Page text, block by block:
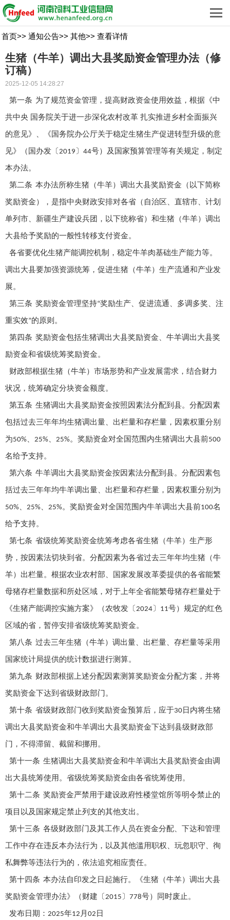
首页>> 通知公告>> 其他>> 查看详情
生猪（牛羊）调出大县奖励资金管理办法（修
订稿）
2025-12-05 14:28:27
第一条 为了规范资金管理，提高财政资金使用效益，根据《中
共中央 国务院关于进一步深化农村改革 扎实推进乡村全面振兴
的意见》、《国务院办公厅关于稳定生猪生产促进转型升级的意
见》（国办发〔2019 〕44号）及国家预算管理等有关规定，制定
本办法。
第二条 本办法所称生猪（牛羊）调出大县奖励资金（以下简称
奖励资金），是指中央财政安排对各省（自治区、直辖市、计划
单列市、新疆生产建设兵团，以下统称省）和生猪（牛羊）调出
大县给予奖励的一般性转移支付资金。
各省要优化生猪产能调控机制，稳定牛羊肉基础生产能力等。
调出大县要加强资源统筹，促进生猪（牛羊）生产流通和产业发
展。
第三条 奖励资金管理坚持“奖励生产、促进流通、多调多奖、注
重实效”的原则。
第四条 奖励资金包括生猪调出大县奖励资金、牛羊调出大县奖
励资金和省级统筹奖励资金。
财政部根据生猪（牛羊）市场形势和产业发展需求，结合财力
状况，统筹确定分块资金额度。
第五条 生猪调出大县奖励资金按照因素法分配到县。分配因素
包括过去三年年均生猪调出量、出栏量和存栏量，因素权重分别
为50% 25% 25%。奖励资金对全国范围内生猪调出大县前500
名给予支持。
第六条 牛羊调出大县奖励资金按因素法分配到县。分配因素包
括过去三年年均牛羊调出量、出栏量和存栏量，因素权重分别为
50% 25% 25%。奖励资金对全国范围内牛羊调出大县前100名
给予支持。
第七条 省级统筹奖励资金统筹考虑各省生猪（牛羊）生产形
势，按因素法切块到省。分配因素为各省过去三年年均生猪（牛
羊）出栏量。根据农业农村部、国家发展改革委提供的各省能繁
母猪存栏量数据和所处区域，对于上年全省能繁母猪存栏量处于
《生猪产能调控实施方案》（农牧发〔2024〕 11号）规定的红色
区域的省，暂停安排省级统筹奖励资金。
第八条 过去三年生猪（牛羊）调出量、出栏量、存栏量等采用
国家统计局提供的统计数据进行测算。
第九条 财政部根据上述分配因素测算奖励资金分配方案，并将
奖励资金下达到省级财政部门。
第十条 省级财政部门收到奖励资金预算后，应于30日内将生猪
调出大县奖励资金和牛羊调出大县奖励资金下达到县级财政部
门，不得滞留、截留和挪用。
第十一条 生猪调出大县奖励资金和牛羊调出大县奖励资金由调
出大县统筹使用。省级统筹奖励资金由各省统筹使用。
第十二条 奖励资金严禁用于建设政府性楼堂馆所等明令禁止的
项目以及国家规定禁止列支的其他支出。
第十三条 各级财政部门及其工作人员在资金分配、下达和管理
工作中存在违反本办法行为，以及其他滥用职权、玩忽职守、徇
私舞弊等违法行为的，依法追究相应责任。
第十四条 本办法自印发之日起施行。《生猪（牛羊）调出大县
奖励资金管理办法》（财建〔2015 〕778号）同时废止。
发布日期： 2025年12 月02 日